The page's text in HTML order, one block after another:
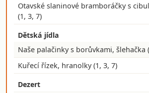
Otavské slaninové bramboráčky s
(1, 3, 7)
Dětská jídla
Naše palačinky s borůvkami, šlehačka
Kuřecí řízek, hranolky(1, 3, 7)
Dezert